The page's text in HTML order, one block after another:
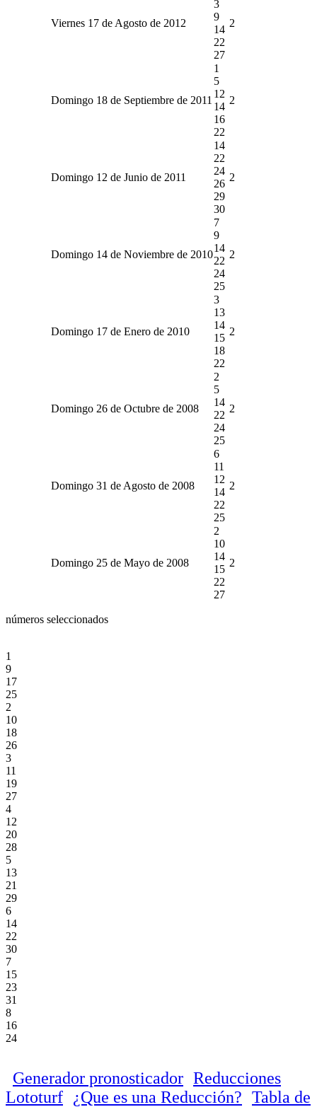
Viernes 17 de Agosto de 2012
3
9
14
22
27
2
Domingo 18 de Septiembre de 2011
1
5
12
14
16
22
2
Domingo 12 de Junio de 2011
14
22
24
26
29
30
2
Domingo 14 de Noviembre de 2010
7
9
14
22
24
25
2
Domingo 17 de Enero de 2010
3
13
14
15
18
22
2
Domingo 26 de Octubre de 2008
2
5
14
22
24
25
2
Domingo 31 de Agosto de 2008
6
11
12
14
22
25
2
Domingo 25 de Mayo de 2008
2
10
14
15
22
27
2
números seleccionados
1
9
17
25
2
10
18
26
3
11
19
27
4
12
20
28
5
13
21
29
6
14
22
30
7
15
23
31
8
16
24
Generador pronosticador Reducciones
Lototurf
¿Que es una Reducción? Tabla de